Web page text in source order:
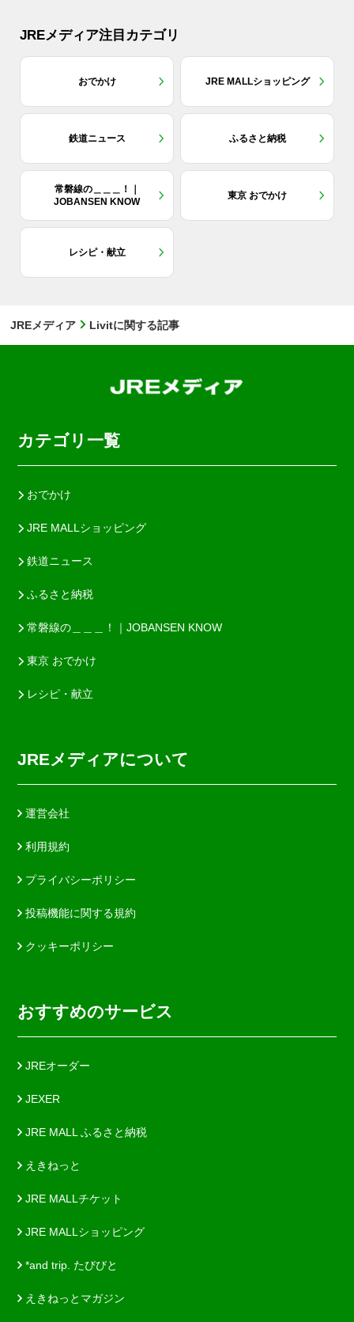
JREメディア注目カテゴリ
おでかけ JRE MALLショッピング
鉄道ニュース ふるさと納税
常磐線の＿＿＿！｜
JOBANSEN KNOW
東京 おでかけ
レシピ・献立
JREメディア Livitに関する記事
カテゴリ一覧
おでかけ
JRE MALLショッピング
鉄道ニュース
ふるさと納税
常磐線の＿＿＿！｜JOBANSEN KNOW
東京 おでかけ
レシピ・献立
JREメディアについて
運営会社
利用規約
プライバシーポリシー
投稿機能に関する規約
クッキーポリシー
おすすめのサービス
JREオーダー
JEXER
JRE MALL ふるさと納税
えきねっと
JRE MALLチケット
JRE MALLショッピング
*and trip. たびびと
えきねっとマガジン